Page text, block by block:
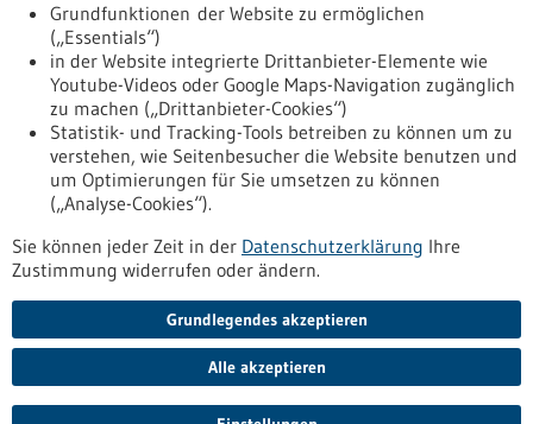
Nach oben
Informiert bleiben
Newsletter abonnieren
Grundfunktionen der Website zu ermöglichen
(„Essentials“)
in der Website integrierte Drittanbieter-Elemente wie
Youtube-Videos oder Google Maps-Navigation zugänglich
zu machen („Drittanbieter-Cookies“)
Statistik- und Tracking-Tools betreiben zu können um zu
verstehen, wie Seitenbesucher die Website benutzen und
um Optimierungen für Sie umsetzen zu können
(„Analyse-Cookies“).
Sie können jeder Zeit in der Datenschutzerklärung Ihre
Zustimmung widerrufen oder ändern.
Grundlegendes akzeptieren
Alle akzeptieren